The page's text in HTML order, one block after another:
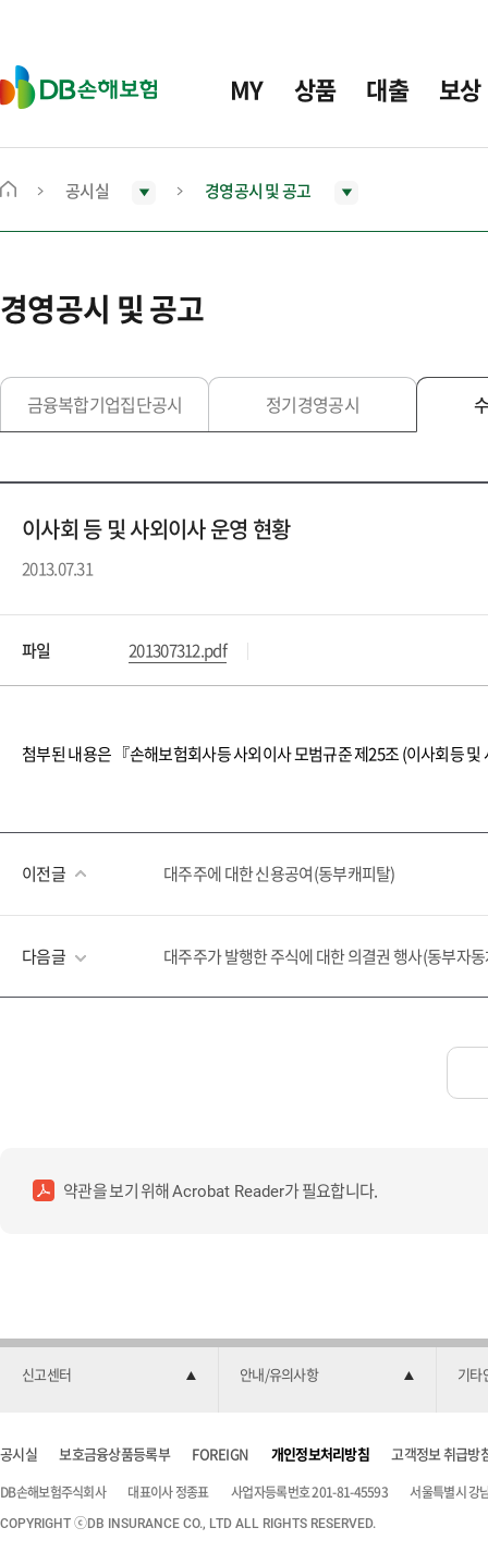
D
B
보
MY 상품 대출 보상
메
으
로
동
공시실 경영공시 및 공고
경영공시 및 공고
금융복합기업집단공시 정기경영공시
이사회 등 및 사외이사 운영 현황
2013.07.31
파일 201307312.pdf
첨부된 내용은 『손해보험회사등 사외이사 모범규준 제25조 (이사회등
이전글 대주주에 대한 신용공여(동부캐피탈)
다음글 대주주가 발행한 주식에 대한 의결권 행사(동부자
약관을 보기 위해Acrobat Reader가 필요합니다.
신고센터 안내/유의사항 기타
공시실 보호금융상품등록부 FOREIGN 개인정보처리방침 고객정보 취급방
DB손해보험주식회사 대표이사 정종표 사업자등록번호 201-81-45593 서울특별시 강
COPYRIGHT ⓒDB INSURANCE CO., LTD ALL RIGHTS RESERVED.